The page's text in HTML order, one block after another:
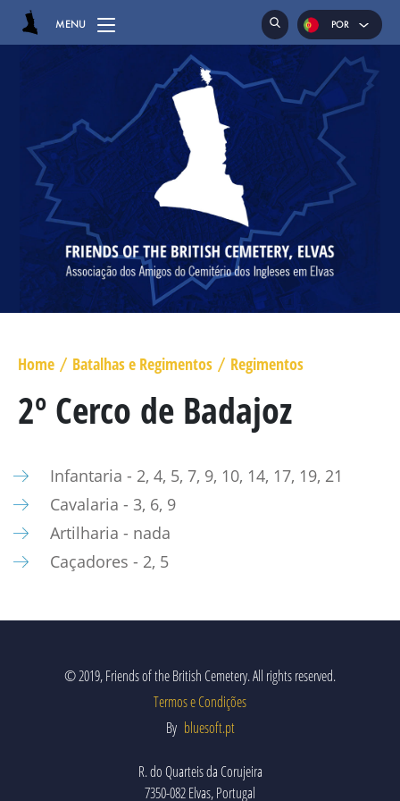
MENU
HOME
CEMITÉRIO
SEPULTURAS
CAPELA
GENUFLEXÓRIOS
MAJOR GENERAL DANIEL HOGHTON
MAJOR WILLIAM NICHOLAS BULL
MARECHAL GENERAL VISCOUNT BERESFORD
GENERAL SIR ROWLAND HILL
LA ALBUERA
BADAJÓS
POR
ENG
ESP
Home / Batalhas e Regimentos / Regimentos
2º Cerco de Badajoz
Infantaria - 2, 4, 5, 7, 9, 10, 14, 17, 19, 21
Cavalaria - 3, 6, 9
Artilharia - nada
Caçadores - 2, 5
© 2019, Friends of the British Cemetery. All rights reserved.
Termos e Condições
By bluesoft.pt
R. do Quarteis da Corujeira
7350-082 Elvas, Portugal